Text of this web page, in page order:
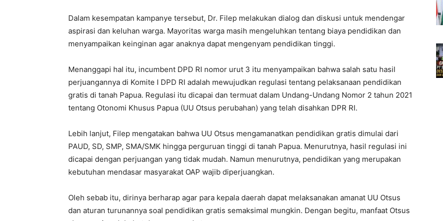
Dalam kesempatan kampanye tersebut, Dr. Filep melakukan dialog dan diskusi untuk mendengar
aspirasi dan keluhan warga. Mayoritas warga masih mengeluhkan tentang biaya pendidikan dan
menyampaikan keinginan agar anaknya dapat mengenyam pendidikan tinggi.
Menanggapi hal itu, incumbent DPD RI nomor urut 3 itu menyampaikan bahwa salah satu hasil
perjuangannya di Komite I DPD RI adalah mewujudkan regulasi tentang pelaksanaan pendidikan
gratis di tanah Papua. Regulasi itu dicapai dan termuat dalam Undang-Undang Nomor 2 tahun 2021
tentang Otonomi Khusus Papua (UU Otsus perubahan) yang telah disahkan DPR RI.
Lebih lanjut, Filep mengatakan bahwa UU Otsus mengamanatkan pendidikan gratis dimulai dari
PAUD, SD, SMP, SMA/SMK hingga perguruan tinggi di tanah Papua. Menurutnya, hasil regulasi ini
dicapai dengan perjuangan yang tidak mudah. Namun menurutnya, pendidikan yang merupakan
kebutuhan mendasar masyarakat OAP wajib diperjuangkan.
Oleh sebab itu, dirinya berharap agar para kepala daerah dapat melaksanakan amanat UU Otsus
dan aturan turunannya soal pendidikan gratis semaksimal mungkin. Dengan begitu, manfaat Otsus